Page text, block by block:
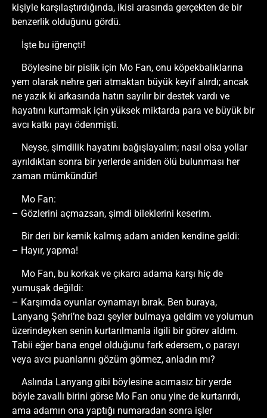
kişiyle karşılaştırdığında, ikisi arasında gerçekten de bir
benzerlik olduğunu gördü.
İşte bu iğrençti!
Böylesine bir pislik için Mo Fan, onu köpekbalıklarına
yem olarak nehre geri atmaktan büyük keyif alırdı; ancak
ne yazık ki arkasında hatırı sayılır bir destek vardı ve
hayatını kurtarmak için yüksek miktarda para ve büyük bir
avcı katkı payı ödenmişti.
Neyse, şimdilik hayatını bağışlayalım; nasıl olsa yollar
ayrıldıktan sonra bir yerlerde aniden ölü bulunması her
zaman mümkündür!
Mo Fan:
– Gözlerini açmazsan, şimdi bileklerini keserim.
Bir deri bir kemik kalmış adam aniden kendine geldi:
– Hayır, yapma!
Mo Fan, bu korkak ve çıkarcı adama karşı hiç de
yumuşak değildi:
– Karşımda oyunlar oynamayı bırak. Ben buraya,
Lanyang Şehri’ne bazı şeyler bulmaya geldim ve yolumun
üzerindeyken senin kurtarılmanla ilgili bir görev aldım.
Tabii eğer bana engel olduğunu fark edersem, o parayı
veya avcı puanlarını gözüm görmez, anladın mı?
Aslında Lanyang gibi böylesine acımasız bir yerde
böyle zavallı birini görse Mo Fan onu yine de kurtarırdı,
ama adamın ona yaptığı numaradan sonra işler